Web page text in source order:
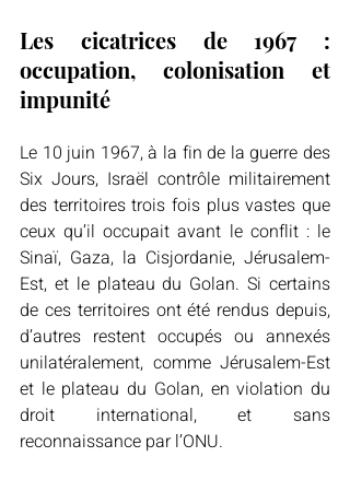
Les cicatrices de 1967 :
occupation, colonisation et
impunité
Le 10 juin 1967, à la fin de la guerre des
Six Jours, Israël contrôle militairement
des territoires trois fois plus vastes que
ceux qu’il occupait avant le conflit : le
Sinaï, Gaza, la Cisjordanie, Jérusalem-
Est, et le plateau du Golan. Si certains
de ces territoires ont été rendus depuis,
d’autres restent occupés ou annexés
unilatéralement, comme Jérusalem-Est
et le plateau du Golan, en violation du
droit international, et sans
reconnaissance par l’ONU.